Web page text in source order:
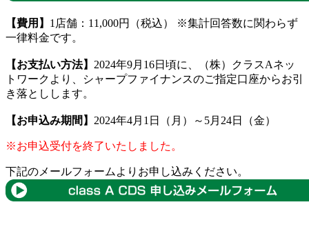
【費用】 1店舗：11,000円（税込） ※集計回答数に関わらず
一律料金です。
【お支払い方法】 2024年9月16日頃に、（株）クラスAネッ
トワークより、シャープファイナンスのご指定口座からお引
き落としします。
【お申込み期間】 2024年4月1日（月）～5月24日（金）
※お申込受付を終了いたしました。
下記のメールフォームよりお申し込みください。